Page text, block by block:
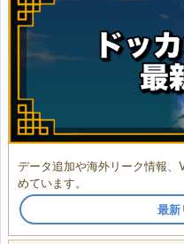
データ追加や海外リーク情報
めています。
最新